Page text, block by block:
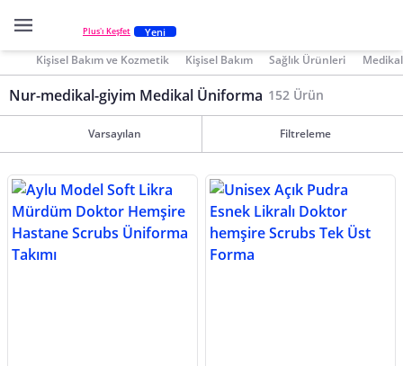
Plus'ı Keşfet Yeni
Kişisel Bakım ve Kozmetik Kişisel Bakım Sağlık Ürünleri
Nur-medikal-giyim Medikal Üniforma 152 Ürün
Varsayılan Filtreleme